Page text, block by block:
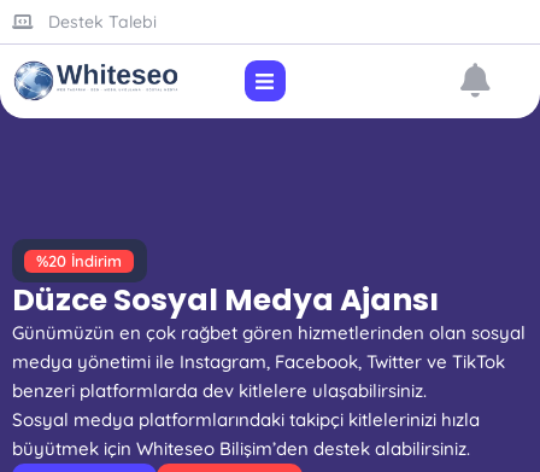
Destek Talebi
%20 İndirim
Düzce Sosyal Medya Ajansı
Günümüzün en çok rağbet gören hizmetlerinden olan sosyal
medya yönetimi ile Instagram, Facebook, Twitter ve TikTok
benzeri platformlarda dev kitlelere ulaşabilirsiniz.
Sosyal medya platformlarındaki takipçi kitlelerinizi hızla
büyütmek için Whiteseo Bilişim’den destek alabilirsiniz.